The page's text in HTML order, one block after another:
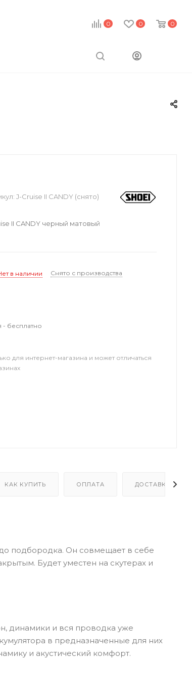
0 0 0
J-Cruise II CANDY (снято)
II CANDY черный матовый
в наличии Снято с производства
- бесплатно
для интернет-магазина и может отличаться
КАК КУПИТЬ ОПЛАТА ДОСТАВКА
подбородка. Он совмещает в себе
Будет уместен на скутерах и
динамики и вся проводка уже
в предназначенные для них
и акустический комфорт.